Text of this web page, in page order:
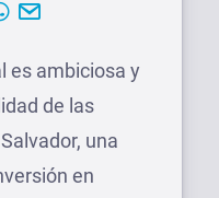
es ambiciosa y
de las
una
en